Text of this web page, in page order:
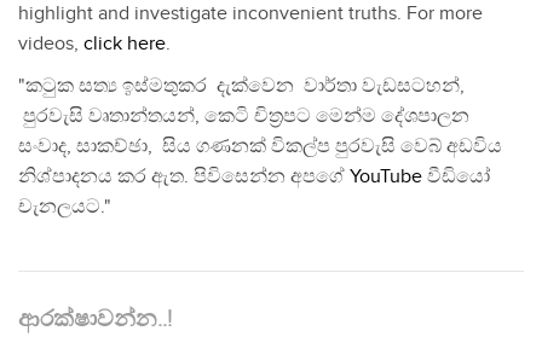
highlight and investigate inconvenient truths. For more
videos, click here.
"කටුක සත්‍ය ඉස්මතුකර දැක්වෙන වාර්තා වැඩසටහන්,
පුරවැසි වෘතාන්තයන්, කෙටි චිත්‍රපට මෙන්ම දේශපාලන
සංවාද, සාකච්ඡා, සිය ගණනක් විකල්ප පුරවැසි වෙබ් අඩවිය
නිශ්පාදනය කර ඇත. පිවිසෙන්න අපගේ YouTube වීඩියෝ
චැනලයට."
ආරක්ෂාවන්න..!